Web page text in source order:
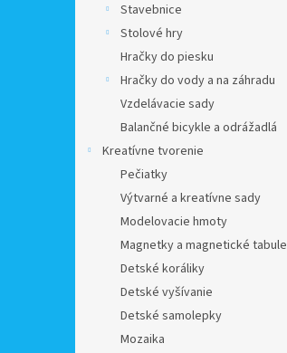
Stavebnice
Stolové hry
Hračky do piesku
Hračky do vody a na záhradu
Vzdelávacie sady
Balančné bicykle a odrážadlá
Kreatívne tvorenie
Pečiatky
Výtvarné a kreatívne sady
Modelovacie hmoty
Magnetky a magnetické tabule
Detské koráliky
Detské vyšívanie
Detské samolepky
Mozaika